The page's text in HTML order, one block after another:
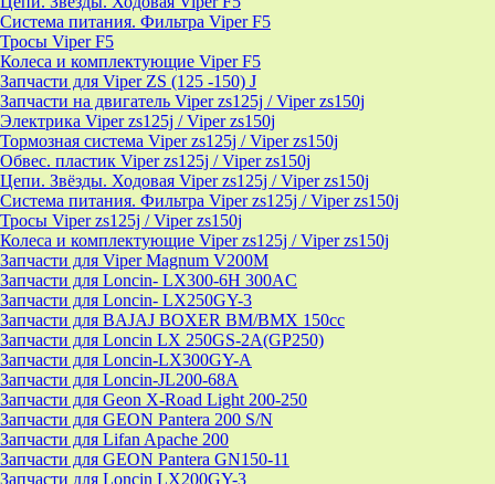
Система питания. Фильтра Viper F5
Тросы Viper F5
Колеса и комплектующие Viper F5
Запчасти для Viper ZS (125 -150) J
Запчасти на двигатель Viper zs125j / Viper zs150j
Электрика Viper zs125j / Viper zs150j
Тормозная система Viper zs125j / Viper zs150j
Обвес. пластик Viper zs125j / Viper zs150j
Цепи. Звёзды. Ходовая Viper zs125j / Viper zs150j
Система питания. Фильтра Viper zs125j / Viper zs150j
Тросы Viper zs125j / Viper zs150j
Колеса и комплектующие Viper zs125j / Viper zs150j
Запчасти для Viper Magnum V200M
Запчасти для Loncin- LX300-6H 300AC
Запчасти для Loncin- LX250GY-3
Запчасти для BAJAJ BOXER BM/ВМX 150cc
Запчасти для Loncin LX 250GS-2A(GP250)
Запчасти для Loncin-LX300GY-A
Запчасти для Loncin-JL200-68A
Запчасти для Geon X-Road Light 200-250
Запчасти для GEON Pantera 200 S/N
Запчасти для Lifan Apache 200
Запчасти для GEON Pantera GN150-11
Запчасти для Loncin LX200GY-3